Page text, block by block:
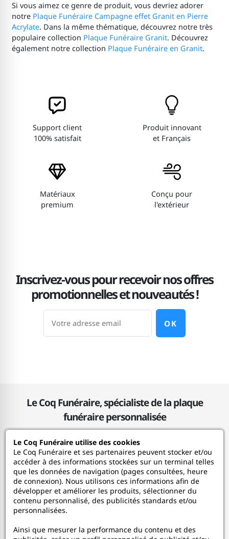
Si vous aimez ce genre de produit, vous devriez adorer
notre Plaque Funéraire Campagne effet Granit en Pierre
Acrylate. Dans la même thématique, découvrez notre très
populaire collection Plaque Funéraire Granit. Découvrez
également notre collection Plaque Funéraire en Granit.
Support client
100% satisfait
Produit innovant
et Français
Matériaux
premium
Conçu pour
l'extérieur
Inscrivez-vous pour recevoir nos offres
promotionnelles et nouveautés !
OK
Le Coq Funéraire, spécialiste de la plaque
funéraire personnalisée
Le Coq Funéraire
Nos services
Mon Compte
Aide
Le Coq Funéraire utilise des cookies
Le Coq Funéraire et ses partenaires peuvent stocker et/ou
accéder à des informations stockées sur un terminal telles
que les données de navigation (pages consultées, heure
de connexion). Nous utilisons ces informations afin de
développer et améliorer les produits, sélectionner du
contenu personnalisé, des publicités standards et/ou
personnalisées.
Ainsi que mesurer la performance du contenu et des